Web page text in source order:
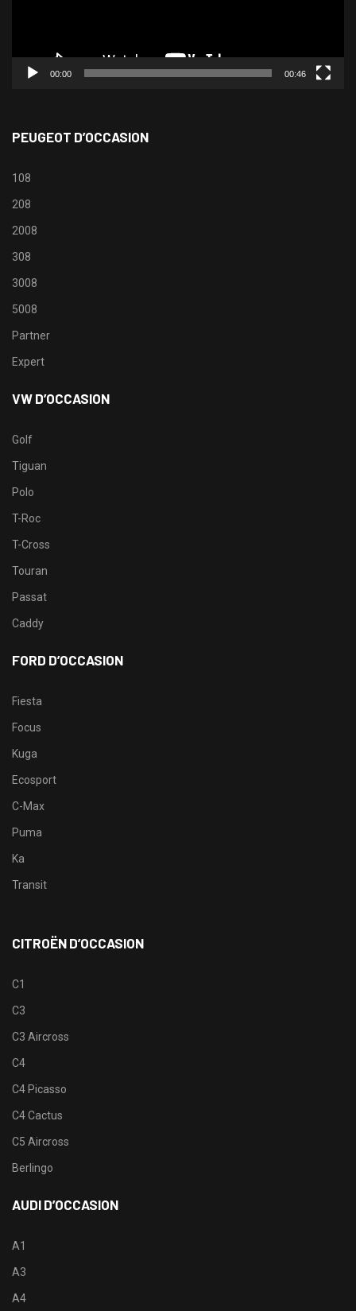
00:00 00:46
PEUGEOT D’OCCASION
108
208
2008
308
3008
5008
Partner
Expert
VW D’OCCASION
Golf
Tiguan
Polo
T-Roc
T-Cross
Touran
Passat
Caddy
FORD D’OCCASION
Fiesta
Focus
Kuga
Ecosport
C-Max
Puma
Ka
Transit
CITROËN D’OCCASION
C1
C3
C3 Aircross
C4
C4 Picasso
C4 Cactus
C5 Aircross
Berlingo
AUDI D’OCCASION
A1
A3
A4